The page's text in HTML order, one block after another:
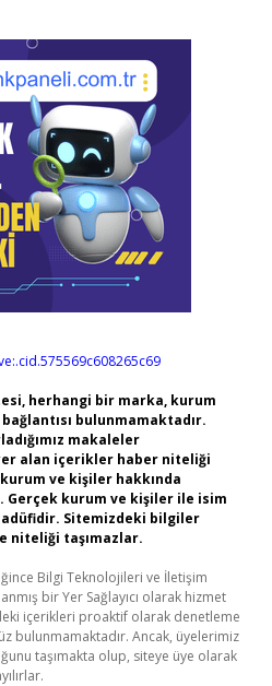
herhangi bir marka, kurum
bulunmamaktadır.
makaleler
alan içerikler haber niteliği
ve kişiler hakkında
Gerçek kurum ve kişiler ile isim
Sitemizdeki bilgiler
niteliği taşımazlar.
Bilgi Teknolojileri ve İletişim
bir Yer Sağlayıcı olarak hizmet
içerikleri proaktif olarak denetleme
bulunmamaktadır. Ancak, üyelerimiz
taşımakta olup, siteye üye olarak